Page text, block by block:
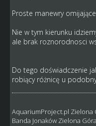
Proste manewry
Nie w tym kierunku
ale brak roznorodnosci
Do tego doświadczenie
robiący różnicę u
AquariumProject.pl Zielona
Banda Jonaków Zielona Góra